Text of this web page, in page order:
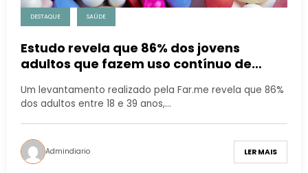
DESTAQUE SAÚDE
Estudo revela que 86% dos jovens
adultos que fazem uso contínuo de
psiquiátricos
Um levantamento realizado pela Far.me revela que 86%
dos adultos entre 18 e 39 anos,…
Admindiario LER MAIS